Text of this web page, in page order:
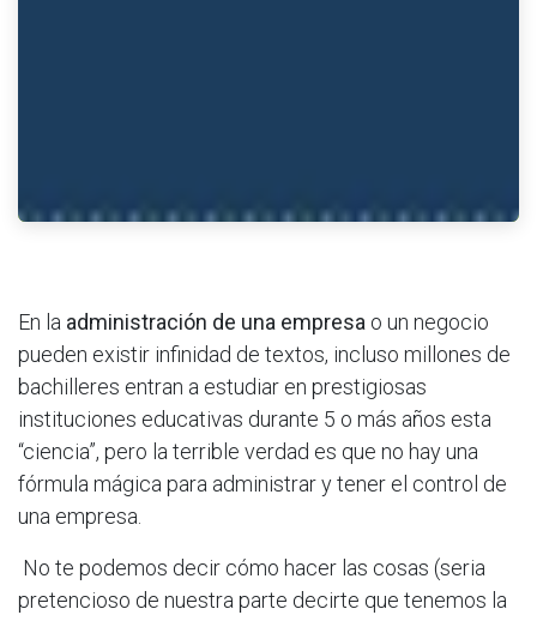
En la administración de una empresa o un negocio
pueden existir infinidad de textos, incluso millones de
bachilleres entran a estudiar en prestigiosas
instituciones educativas durante 5 o más años esta
“ciencia”, pero la terrible verdad es que no hay una
fórmula mágica para administrar y tener el control de
una empresa.
No te podemos decir cómo hacer las cosas (seria
pretencioso de nuestra parte decirte que tenemos la